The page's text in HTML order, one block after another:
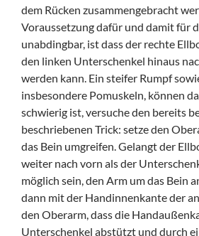
dem Rücken zusammengebracht
Voraussetzung dafür und damit für
unabdingbar, ist dass der rechte
den linken Unterschenkel hinaus
werden kann. Ein steifer Rumpf
insbesondere Pomuskeln, können
schwierig ist, versuche den bereits
beschriebenen Trick: setze den
das Bein umgreifen. Gelangt der
weiter nach vorn als der
möglich sein, den Arm um das Bein
dann mit der Handinnenkante der
den Oberarm, dass die
Unterschenkel abstützt und durch